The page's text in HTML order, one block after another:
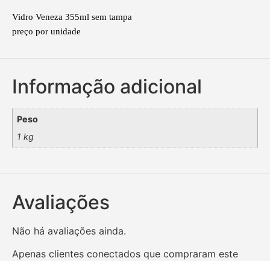
Vidro Veneza 355ml sem tampa
preço por unidade
Informação adicional
Peso
1 kg
Avaliações
Não há avaliações ainda.
Apenas clientes conectados que compraram este